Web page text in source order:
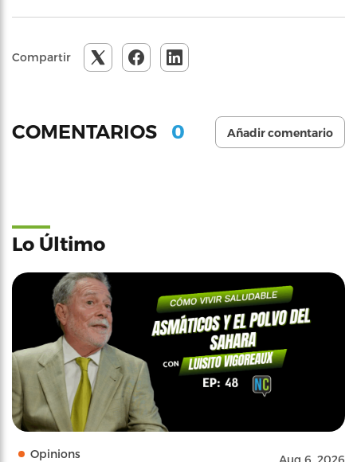
Compartir
COMENTARIOS 0 Añadir comentario
Lo Último
Opinions Aug 6, 2026